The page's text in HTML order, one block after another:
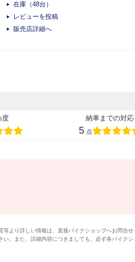
在庫（48台）
レビューを投稿
販売店詳細へ
度 納車までの対応
5 点
より詳しい情報は、直接バイクショップへお問合せ
。また、詳細内容につきましても、必ず各バイクシ